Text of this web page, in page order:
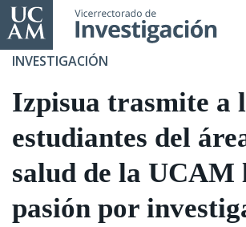
Pasar
al
contenido
INVESTIGACIÓN
Izpisua trasmite a
estudiantes del
salud de la UCAM
pasión por